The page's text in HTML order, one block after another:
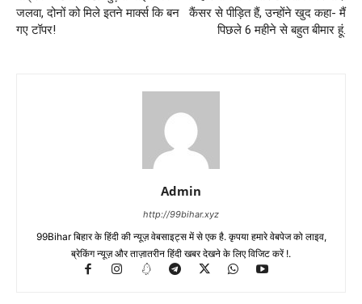
जलवा, दोनों को मिले इतने मार्क्स कि बन
गए टॉपर!
कैंसर से पीड़ित हैं, उन्होंने खुद कहा- मैं
पिछले 6 महीने से बहुत बीमार हूं.
Admin
http://99bihar.xyz
99Bihar बिहार के हिंदी की न्यूज़ वेबसाइट्स में से एक है. कृपया हमारे वेबपेज को लाइव,
ब्रेकिंग न्यूज़ और ताज़ातरीन हिंदी खबर देखने के लिए विजिट करें !.